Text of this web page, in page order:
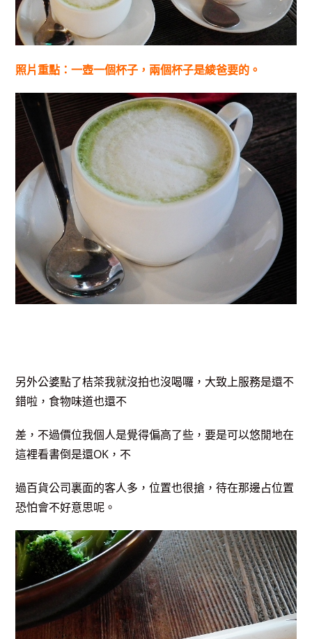
照片重點：一壺一個杯子，兩個杯子是綾爸要的。
另外公婆點了桔茶我就沒拍也沒喝囉，大致上服務是還不
錯啦，食物味道也還不
差，不過價位我個人是覺得偏高了些，要是可以悠閒地在
這裡看書倒是還OK，不
過百貨公司裏面的客人多，位置也很搶，待在那邊占位置
恐怕會不好意思呢。